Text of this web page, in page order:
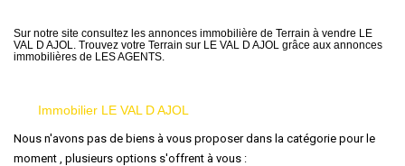
Sur notre site consultez les annonces immobilière de Terrain à vendre LE
VAL D AJOL. Trouvez votre Terrain sur LE VAL D AJOL grâce aux annonces
immobilières de LES AGENTS.
Immobilier LE VAL D AJOL
Nous n'avons pas de biens à vous proposer dans la catégorie pour le
moment , plusieurs options s'offrent à vous :